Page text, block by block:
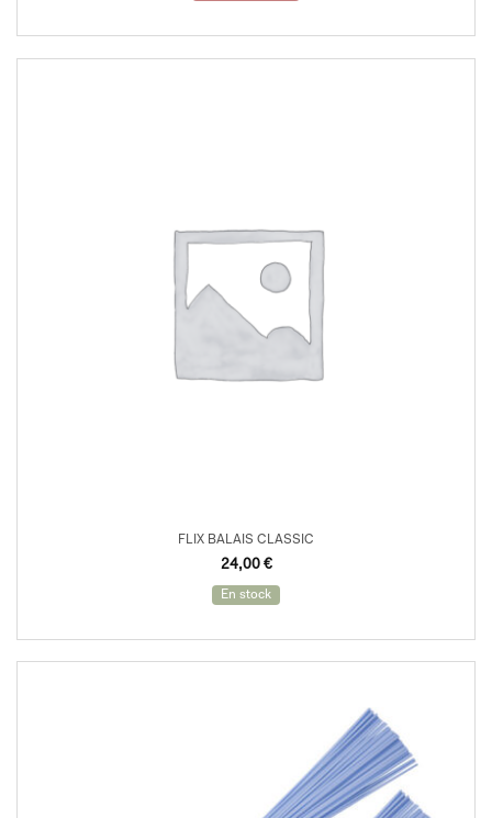
FLIX BALAIS CLASSIC
24,00 €
En stock